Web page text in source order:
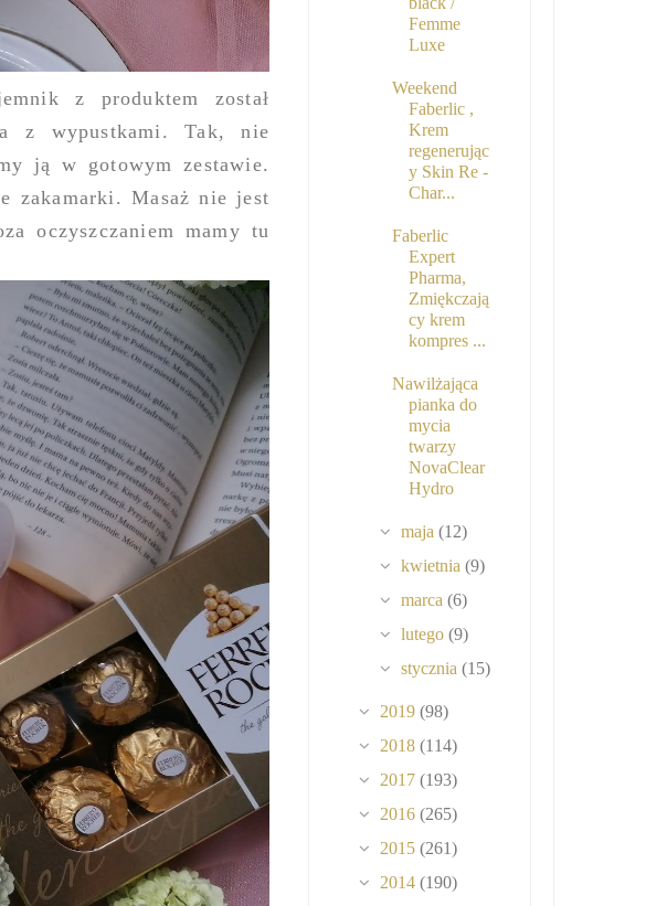
z produktem został
z wypustkami. Tak, nie
ją w gotowym zestawie.
zakamarki. Masaż nie jest
oczyszczaniem mamy tu
Femme
Luxe
Weekend
Faberlic ,
Krem
regenerując
y Skin Re -
Char...
Faberlic
Expert
Pharma,
Zmiękczają
cy krem
kompres ...
Nawilżająca
pianka do
mycia
twarzy
NovaClear
Hydro
maja(12)
kwietnia(9)
marca(6)
lutego(9)
stycznia(15)
2019 (98)
2018 (114)
2017 (193)
2016 (265)
2015 (261)
2014 (190)